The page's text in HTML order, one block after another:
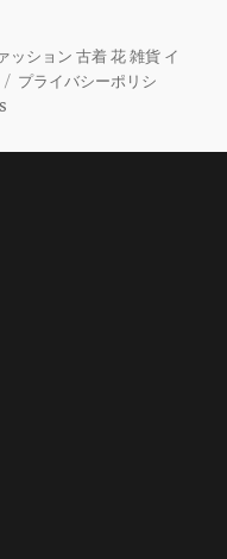
ション 古着 花 雑貨 イ
プライバシーポリシ